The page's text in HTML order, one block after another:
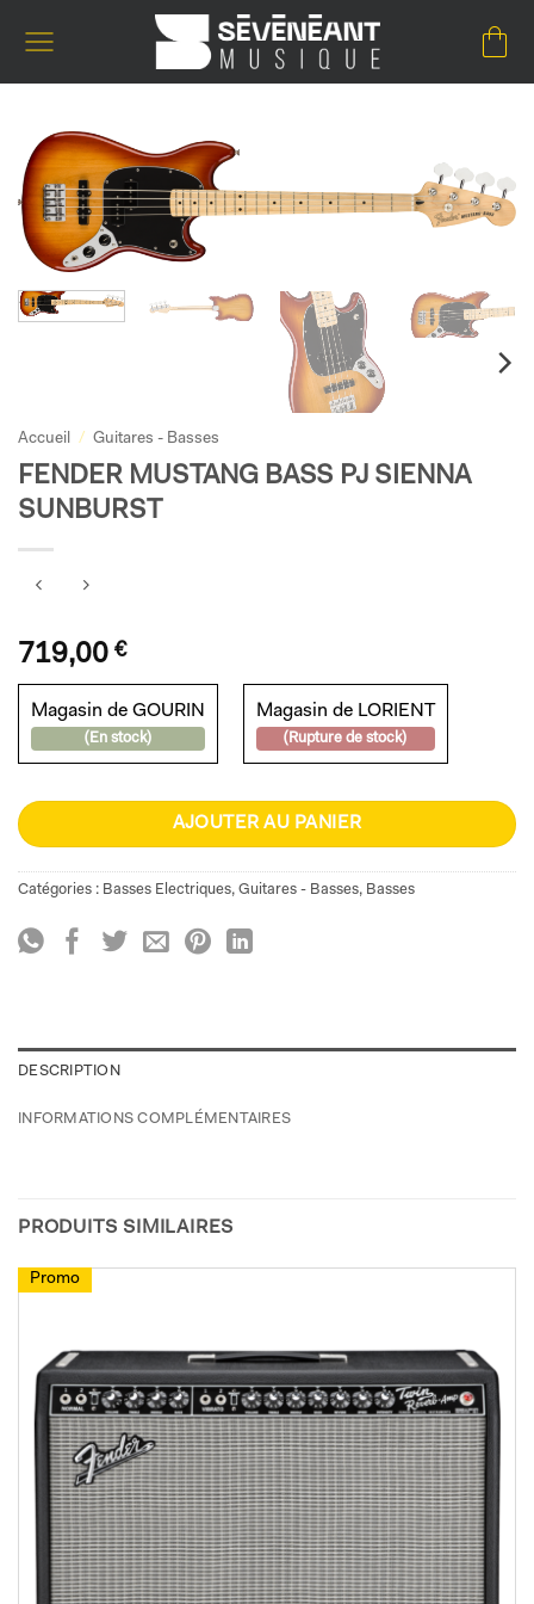
Accueil / Guitares - Basses
FENDER MUSTANG BASS PJ SIENNA
SUNBURST
719,00 €
Magasin de GOURIN
(En stock)
Magasin de LORIENT
(Rupture de stock)
AJOUTER AU PANIER
Catégories : Basses Electriques, Guitares - Basses, Basses
DESCRIPTION
INFORMATIONS COMPLÉMENTAIRES
PRODUITS SIMILAIRES
Promo